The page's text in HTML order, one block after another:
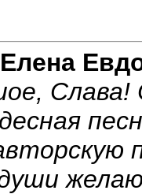
Елена